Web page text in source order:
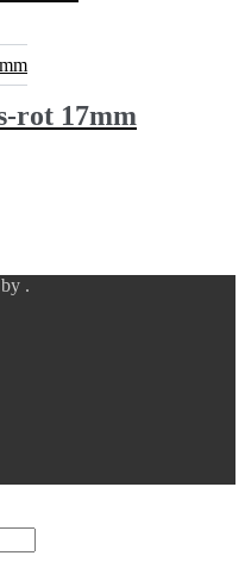
rot 17mm
.